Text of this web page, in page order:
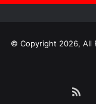
© Copyright 2026, All